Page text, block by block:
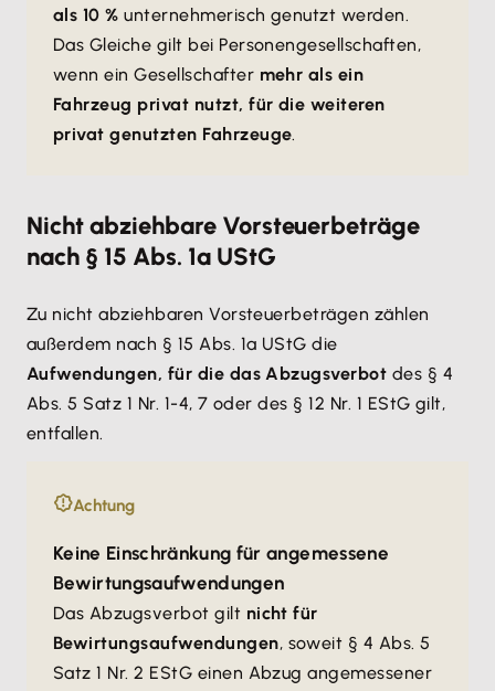
als 10 % unternehmerisch genutzt werden.
Das Gleiche gilt bei Personengesellschaften,
wenn ein Gesellschafter mehr als ein
Fahrzeug privat nutzt, für die weiteren
privat genutzten Fahrzeuge.
Nicht abziehbare Vorsteuerbeträge
nach § 15 Abs. 1a UStG
Zu nicht abziehbaren Vorsteuerbeträgen zählen
außerdem nach § 15 Abs. 1a UStG die
Aufwendungen, für die das Abzugsverbot des § 4
Abs. 5 Satz 1 Nr. 1-4, 7 oder des § 12 Nr. 1 EStG gilt,
entfallen.
Achtung
Keine Einschränkung für angemessene
Bewirtungsaufwendungen
Das Abzugsverbot gilt nicht für
Bewirtungsaufwendungen, soweit § 4 Abs. 5
Satz 1 Nr. 2 EStG einen Abzug angemessener